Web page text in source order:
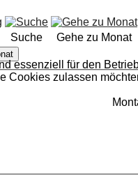
Suche Gehe zu Monat
essenziell für den
Cookies zulassen